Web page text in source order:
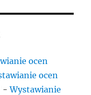
ocen
ocen
-Wystawianie